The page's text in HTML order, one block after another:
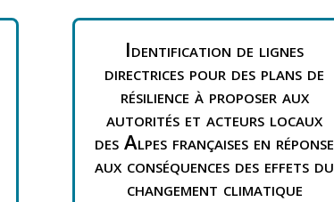
Identification de lignes
directrices pour des plans de
résilience à proposer aux
autorités et acteurs locaux
des Alpes françaises en réponse
aux conséquences des effets du
changement climatique